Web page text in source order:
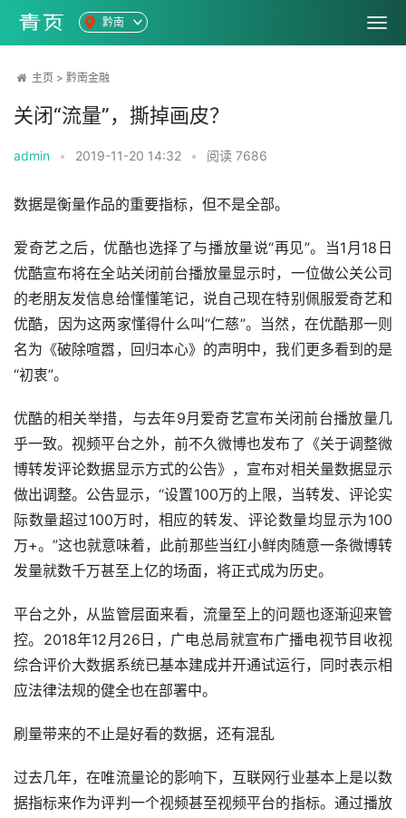
黔南
主页 > 黔南金融
关闭“流量”，撕掉画皮？
admin • 2019-11-20 14:32 • 阅读 7686
数据是衡量作品的重要指标，但不是全部。
爱奇艺之后，优酷也选择了与播放量说“再见”。当1月18日
优酷宣布将在全站关闭前台播放量显示时，一位做公关公司
的老朋友发信息给懂懂笔记，说自己现在特别佩服爱奇艺和
优酷，因为这两家懂得什么叫“仁慈”。当然，在优酷那一则
名为《破除喧嚣，回归本心》的声明中，我们更多看到的是
“初衷”。
优酷的相关举措，与去年9月爱奇艺宣布关闭前台播放量几
乎一致。视频平台之外，前不久微博也发布了《关于调整微
博转发评论数据显示方式的公告》，宣布对相关量数据显示
做出调整。公告显示，“设置100万的上限，当转发、评论实
际数量超过100万时，相应的转发、评论数量均显示为100
万+。”这也就意味着，此前那些当红小鲜肉随意一条微博转
发量就数千万甚至上亿的场面，将正式成为历史。
平台之外，从监管层面来看，流量至上的问题也逐渐迎来管
控。2018年12月26日，广电总局就宣布广播电视节目收视
综合评价大数据系统已基本建成并开通试运行，同时表示相
应法律法规的健全也在部署中。
刷量带来的不止是好看的数据，还有混乱
过去几年，在唯流量论的影响下，互联网行业基本上是以数
据指标来作为评判一个视频甚至视频平台的指标。通过播放